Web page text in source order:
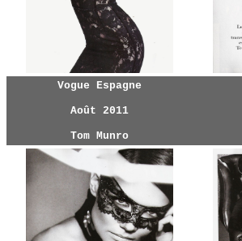
Vogue Espagne
Août 2011
Tom Munro